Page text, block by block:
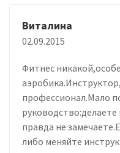
Виталина
02.09.2015
Фитнес
профессионал.Мало
правда не
либо меняйте